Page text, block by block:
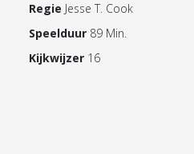
Regie Jesse T. Cook
Speelduur 89 Min.
Kijkwijzer 16